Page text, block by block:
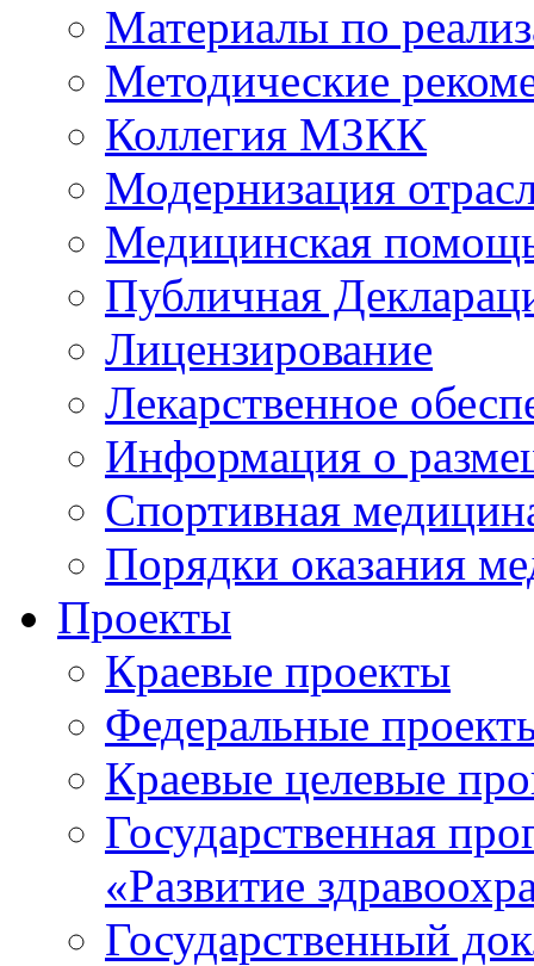
Материалы по
Методические
Коллегия МЗКК
Модернизация
Медицинская
Публичная
Лицензирование
Лекарственное
Информация о
Спортивная
Порядки оказания
Проекты
Краевые проекты
Федеральные
Краевые целевые
Государственная
«Развитие
Государственный